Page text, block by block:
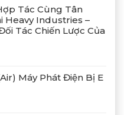
Tác Cùng Tân
Heavy Industries –
Tác Chiến Lược Của
Máy Phát Điện Bị E